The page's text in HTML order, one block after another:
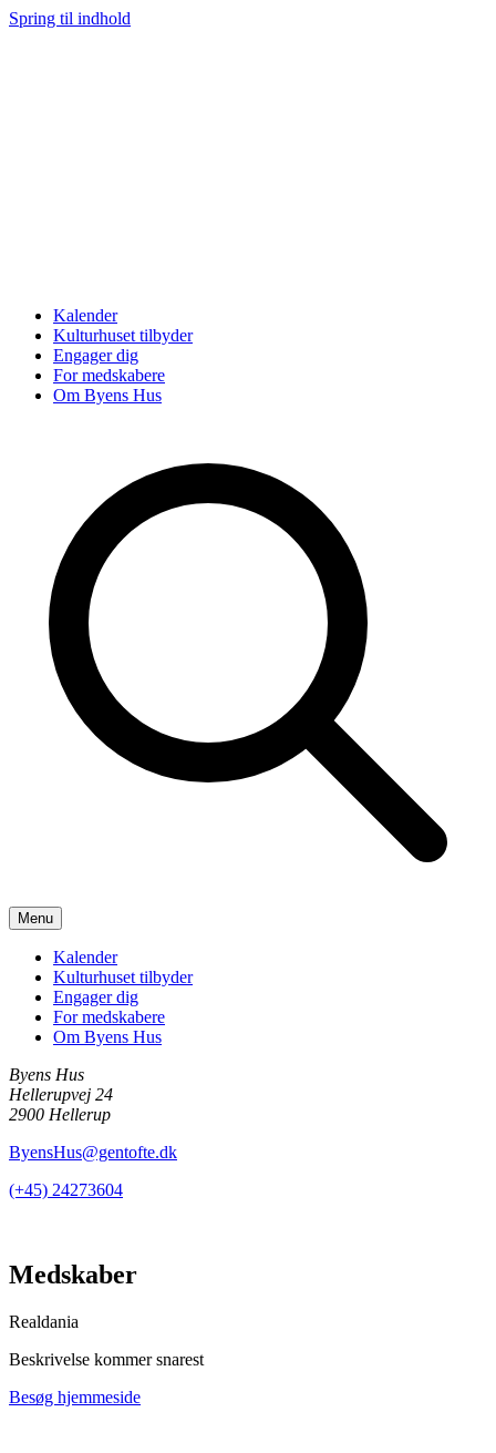
Spring til indhold
Kalender
Kulturhuset tilbyder
Engager dig
For medskabere
Om Byens Hus
Menu
Kalender
Kulturhuset tilbyder
Engager dig
For medskabere
Om Byens Hus
Byens Hus
Hellerupvej 24
2900 Hellerup
ByensHus@gentofte.dk
(+45) 24273604
Medskaber
Realdania
Beskrivelse kommer snarest
Besøg hjemmeside